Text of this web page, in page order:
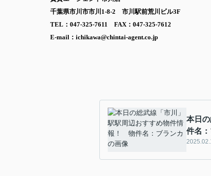
千葉県市川市市川1-8-2 市川駅前荒川ビル3F
TEL：047-325-7611 FAX：047-325-7612
E-mail：ichikawa@chintai-agent.co.jp
本日
件名